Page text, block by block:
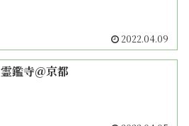
2022.04.09
霊鑑寺＠京都